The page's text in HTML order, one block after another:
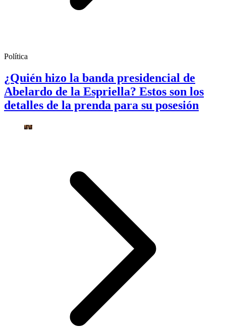
Política
¿Quién hizo la banda presidencial de
Abelardo de la Espriella? Estos son los
detalles de la prenda para su posesión